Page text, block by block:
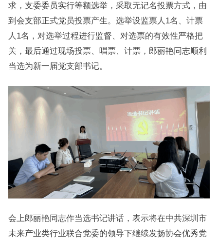
求，支委委员实行等额选举，采取无记名投票方式，由
到会支部正式党员投票产生。选举设监票人1名、计票
人1名，对选举过程进行监督、对选票的有效性严格把
关，最后通过现场投票、唱票、计票，郎丽艳同志顺利
当选为新一届党支部书记。
会上郎丽艳同志作当选书记讲话，表示将在中共深圳市
未来产业类行业联合党委的领导下继续发扬协会优秀党